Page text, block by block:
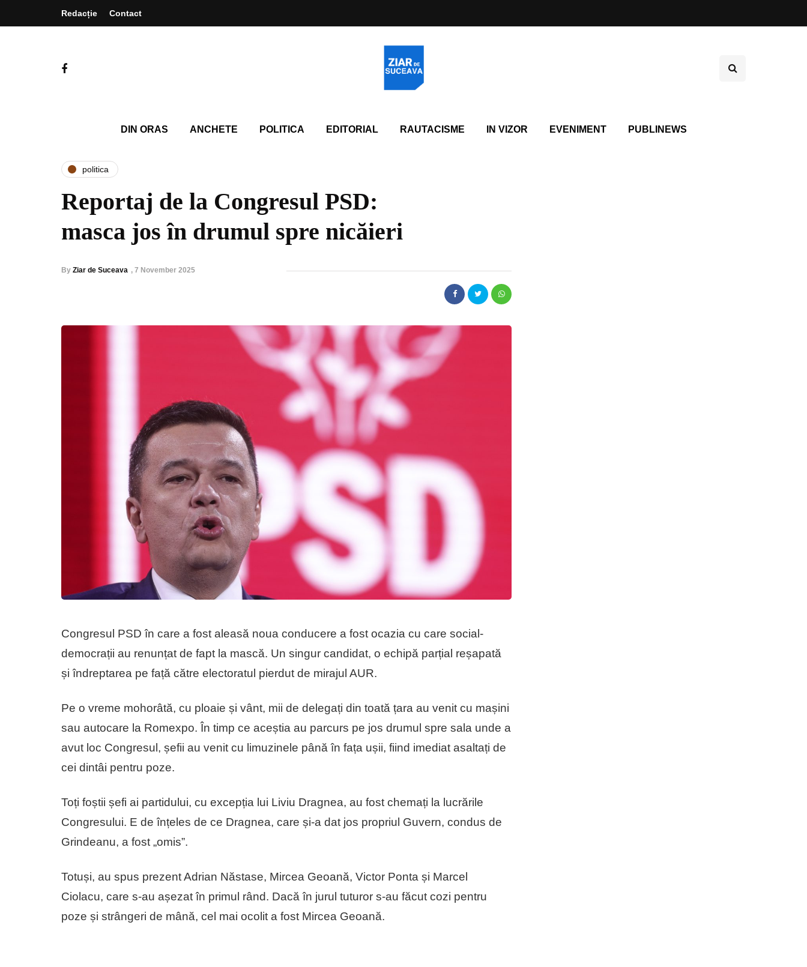
Redacție Contact
DIN ORAS ANCHETE POLITICA EDITORIAL RAUTACISME IN VIZOR EVENIMENT PUBLINEWS
politica
Reportaj de la Congresul PSD:
masca jos în drumul spre nicăieri
By Ziar de Suceava , 7 November 2025
Congresul PSD în care a fost aleasă noua conducere a fost ocazia cu care social-
democrații au renunțat de fapt la mască. Un singur candidat, o echipă parțial reșapată
și îndreptarea pe față către electoratul pierdut de mirajul AUR.
Pe o vreme mohorâtă, cu ploaie și vânt, mii de delegați din toată țara au venit cu mașini
sau autocare la Romexpo. În timp ce aceștia au parcurs pe jos drumul spre sala unde a
avut loc Congresul, șefii au venit cu limuzinele până în fața ușii, fiind imediat asaltați de
cei dintâi pentru poze.
Toți foștii șefi ai partidului, cu excepția lui Liviu Dragnea, au fost chemați la lucrările
Congresului. E de înțeles de ce Dragnea, care și-a dat jos propriul Guvern, condus de
Grindeanu, a fost „omis”.
Totuși, au spus prezent Adrian Năstase, Mircea Geoană, Victor Ponta și Marcel
Ciolacu, care s-au așezat în primul rând. Dacă în jurul tuturor s-au făcut cozi pentru
poze și strângeri de mână, cel mai ocolit a fost Mircea Geoană.